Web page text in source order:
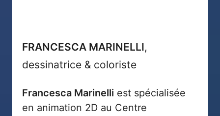
FRANCESCA MARINELLI,
dessinatrice & coloriste
Francesca Marinelli est spécialisée
en animation 2D au Centre